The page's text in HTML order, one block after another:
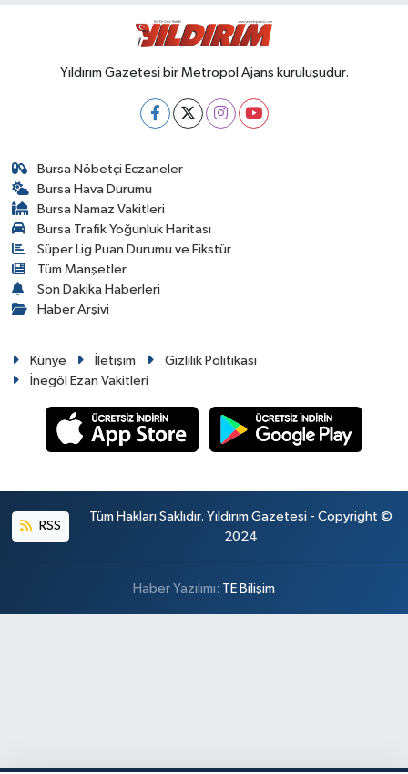
Yıldırım Gazetesi bir Metropol Ajans kuruluşudur.
Bursa Nöbetçi Eczaneler
Bursa Hava Durumu
Bursa Namaz Vakitleri
Bursa Trafik Yoğunluk Haritası
Süper Lig Puan Durumu ve Fikstür
Tüm Manşetler
Son Dakika Haberleri
Haber Arşivi
Künye İletişim
Gizlilik Politikası
İnegöl Ezan Vakitleri
RSS
Tüm Hakları Saklıdır. Yıldırım Gazetesi - Copyright ©
2024
Haber Yazılımı: TE Bilişim